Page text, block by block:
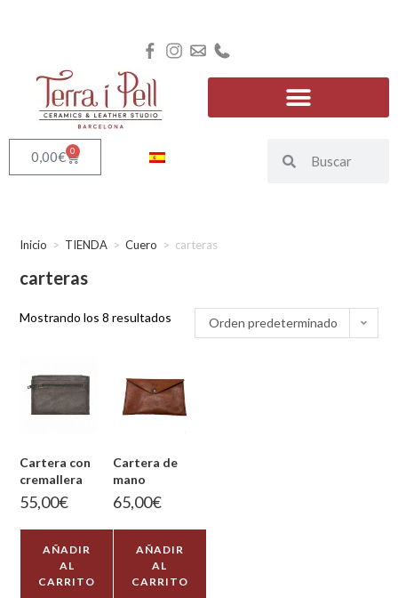
0,00€ 0
Inicio > TIENDA > Cuero > carteras
carteras
Mostrando los 8 resultados Orden predeterminado
Cartera con
cremallera
55,00€
AÑADIR
AL
CARRITO
Cartera de
mano
65,00€
AÑADIR
AL
CARRITO